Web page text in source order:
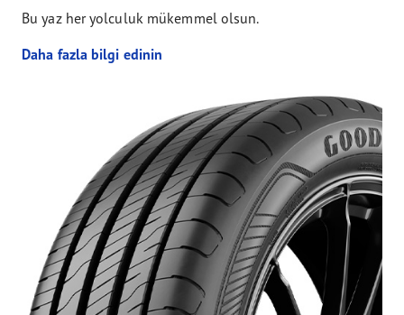
Bu yaz her yolculuk mükemmel olsun.
Daha fazla bilgi edinin